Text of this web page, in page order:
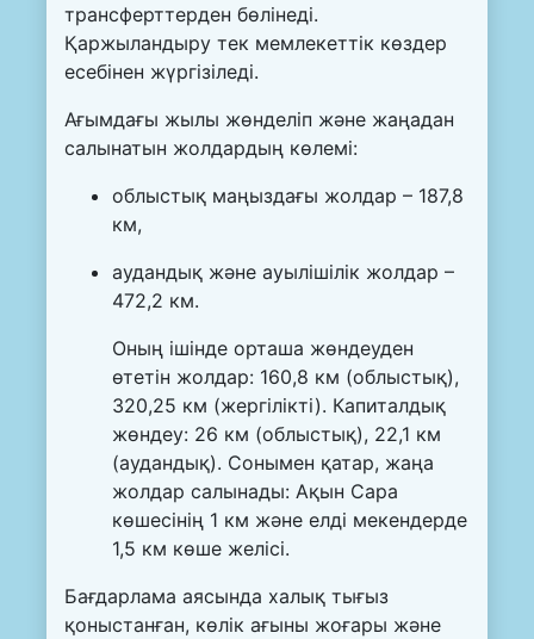
трансферттерден бөлінеді.
Қаржыландыру тек мемлекеттік көздер
есебінен жүргізіледі.
Ағымдағы жылы жөнделіп және жаңадан
салынатын жолдардың көлемі:
облыстық маңыздағы жолдар – 187,8
км,
аудандық және ауылішілік жолдар –
472,2 км.
Оның ішінде орташа жөндеуден
өтетін жолдар: 160,8 км (облыстық),
320,25 км (жергілікті). Капиталдық
жөндеу: 26 км (облыстық), 22,1 км
(аудандық). Сонымен қатар, жаңа
жолдар салынады: Ақын Сара
көшесінің 1 км және елді мекендерде
1,5 км көше желісі.
Бағдарлама аясында халық тығыз
қоныстанған, көлік ағыны жоғары және